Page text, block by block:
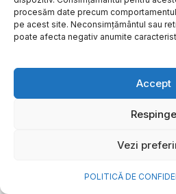
procesăm date precum
pe acest site. Neconsimțământul sau
poate afecta negativ anumite
Accept
Respinge
Vezi
POLITICĂ DE
de investiții de un
euro și o nouă